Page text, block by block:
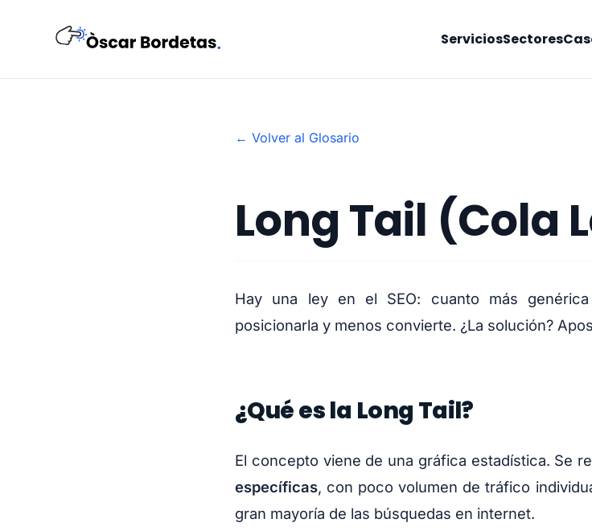
ServiciosSectores
← Volver al Glosario
Long Tail (Cola
Hay una ley en el SEO: cuanto más
posicionarla y menos convierte. ¿La solución?
¿Qué es la Long Tail?
El concepto viene de una gráfica estadística. Se
específicas, con poco volumen de tráfico
gran mayoría de las búsquedas en internet.